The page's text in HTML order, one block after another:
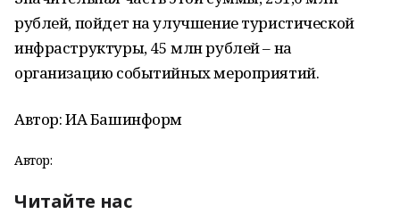
рублей, пойдет на улучшение туристической
инфраструктуры, 45 млн рублей – на
организацию событийных мероприятий.
Автор: ИА Башинформ
Автор:
Читайте нас